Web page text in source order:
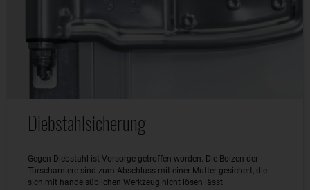
Diebstahlsicherung
Gegen Diebstahl ist Vorsorge getroffen worden. Die Bolzen der
Türscharniere sind zum Abschluss mit einer Mutter gesichert, die
sich mit handelsüblichen Werkzeug nicht lösen lässt.